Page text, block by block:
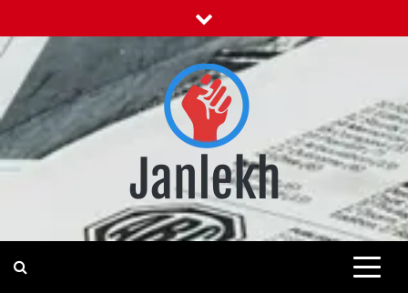
to
content
News for Public